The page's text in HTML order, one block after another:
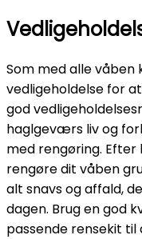
Som med alle
vedligeholdelse for
god
haglgeværs liv og
med rengøring.
rengøre dit våben
alt snavs og affald,
dagen. Brug en god
passende rensekit